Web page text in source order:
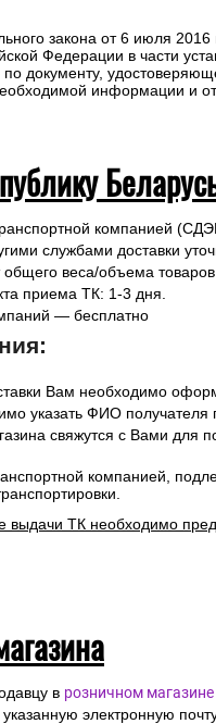
закона от 6 июля
Федерации в части
документу,
информации и
компанией
службами доставки
веса/объема товаров
приема ТК: 1-3 дня.
— бесплатно
Вам необходимо
указать ФИО получателя
свяжутся с Вами для
компанией,
выдачи ТК необходимо
в розничном магазине
электронную